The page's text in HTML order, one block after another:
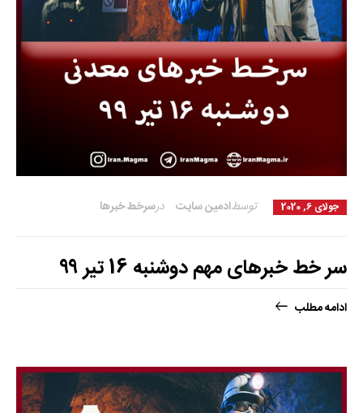
جولای 6, 2020 ادمین سایتتوسط سرخط خبرهادر
سر خط خبرهای مهم دوشنبه 16 تیر ۹۹
ادامه مطلب